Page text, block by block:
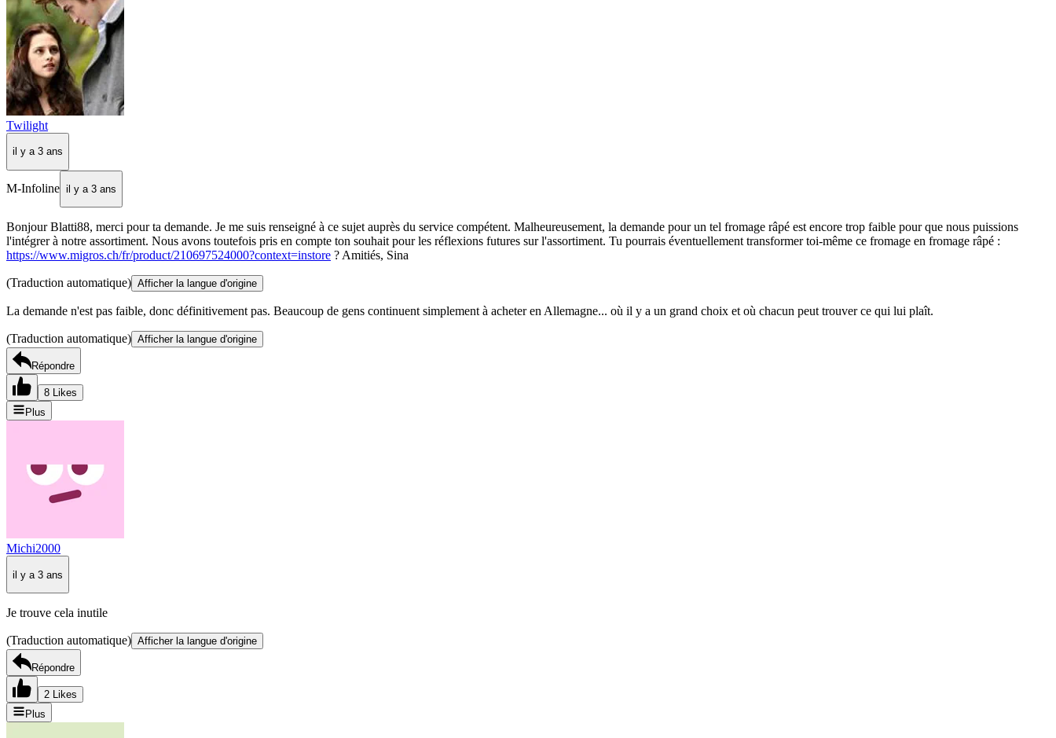
Twilight
il y a 3 ans
M-Infoline il y a 3 ans
Bonjour Blatti88, merci pour ta demande. Je me suis renseigné à ce sujet auprès du service compétent. Malheureusement, la demande pour un tel fromage râpé est encore trop faible pour que nous puissions
l'intégrer à notre assortiment. Nous avons toutefois pris en compte ton souhait pour les réflexions futures sur l'assortiment. Tu pourrais éventuellement transformer toi-même ce fromage en fromage râpé :
https://www.migros.ch/fr/product/210697524000?context=instore ? Amitiés, Sina
(Traduction automatique) Afficher la langue d'origine
La demande n'est pas faible, donc définitivement pas. Beaucoup de gens continuent simplement à acheter en Allemagne... où il y a un grand choix et où chacun peut trouver ce qui lui plaît.
(Traduction automatique) Afficher la langue d'origine
Répondre
8 Likes
Plus
Michi2000
il y a 3 ans
Je trouve cela inutile
(Traduction automatique) Afficher la langue d'origine
Répondre
2 Likes
Plus